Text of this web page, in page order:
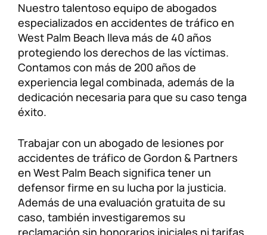
Nuestro talentoso equipo de abogados
especializados en accidentes de tráfico en
West Palm Beach lleva más de 40 años
protegiendo los derechos de las víctimas.
Contamos con más de 200 años de
experiencia legal combinada, además de la
dedicación necesaria para que su caso tenga
éxito.
Trabajar con un abogado de lesiones por
accidentes de tráfico de Gordon & Partners
en West Palm Beach significa tener un
defensor firme en su lucha por la justicia.
Además de una evaluación gratuita de su
caso, también investigaremos su
reclamación sin honorarios iniciales ni tarifas